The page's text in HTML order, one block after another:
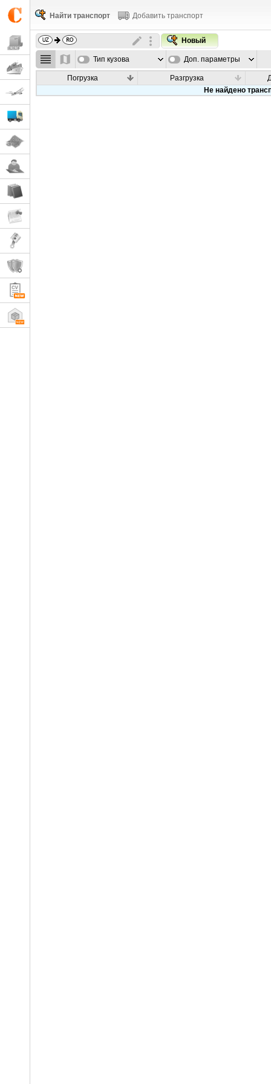
Найти транспорт Добавить транспорт
Новый
Тип кузова Доп. параметры
Погрузка Разгрузка
Не найдено